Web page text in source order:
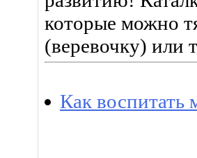
которые можно
(веревочку) или
Как